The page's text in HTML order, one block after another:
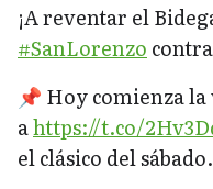
¡A reventar el
#SanLorenzo
📌 Hoy comienza
ahttps://t.co/
el clásico del sábado.